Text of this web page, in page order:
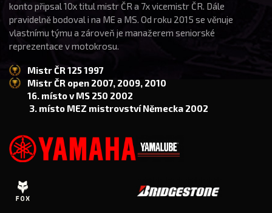
konto připsal 10x titul mistr ČR a 7x vicemistr ČR. Dále
pravidelně bodoval i na ME a MS. Od roku 2015 se věnuje
vlastnímu týmu a zároveň je manažerem seniorské
reprezentace v motokrosu.
Mistr ČR 125 1997
Mistr ČR open 2007, 2009, 2010
16. místo v MS 250 2002
3. místo MEZ mistrovství Německa 2002